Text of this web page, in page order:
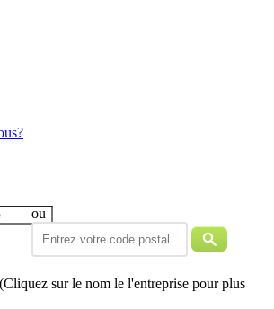
ou
(Cliquez sur le nom le l'entreprise pour plus